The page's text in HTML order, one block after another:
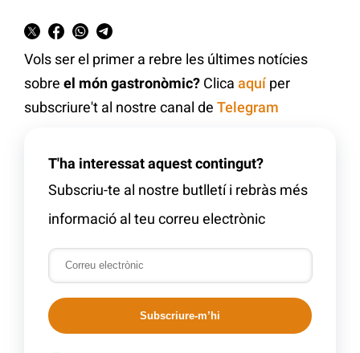
Vols ser el primer a rebre les últimes notícies
sobre el món gastronòmic? Clica aquíper
subscriure't al nostre canal de Telegram
T'ha interessat aquest contingut?
Subscriu-te al nostre butlletí i rebràs més
informació al teu correu electrònic
Subscriure-m’hi